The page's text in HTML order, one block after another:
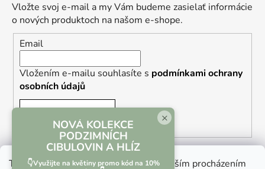
Tento web používá soubory cookie. Dalším procházením
Vložte svoj e-mail a my Vám budeme zasielať informácie
o nových produktoch na našom e-shope.
Email
Vložením e-mailu souhlasíte s podmínkami ochrany
osobních údajů
×
NOVÁ KOLEKCE
PODZIMNÍCH
CIBULOVIN A HLÍZ
👇Využijte na květiny promo kód na 10%